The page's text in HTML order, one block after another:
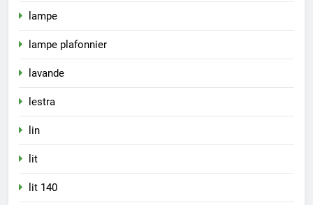
lampe
lampe plafonnier
lavande
lestra
lin
lit
lit 140